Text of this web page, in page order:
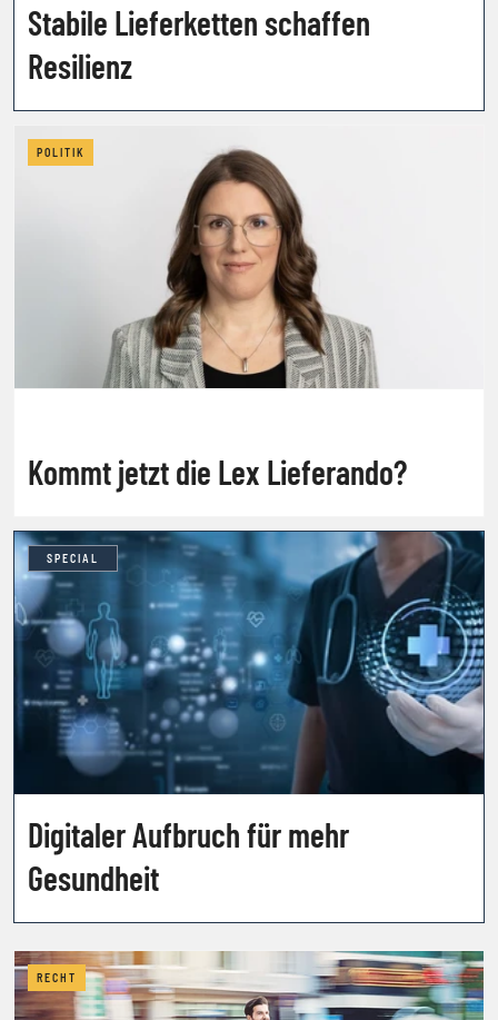
Stabile Lieferketten schaffen
Resilienz
POLITIK
Kommt jetzt die Lex Lieferando?
SPECIAL
Digitaler Aufbruch für mehr
Gesundheit
RECHT